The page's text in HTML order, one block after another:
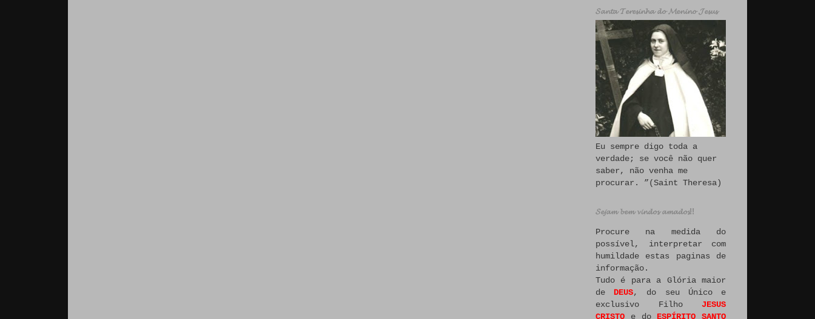
𝓢𝓪𝓷𝓽𝓪 𝓣𝓮𝓻𝓮𝓼𝓲𝓷𝓱𝓪 𝓭𝓸 𝓜𝓮𝓷𝓲𝓷𝓸 𝓙𝓮𝓼𝓾𝓼
Eu sempre digo toda a
verdade; se você não quer
saber, não venha me
procurar. ”(Saint Theresa)
𝓢𝓮𝓳𝓪𝓶 𝓫𝓮𝓶 𝓿𝓲𝓷𝓭𝓸𝓼 𝓪𝓶𝓪𝓭𝓸𝓼!!
Procure na medida do
possível, interpretar com
humildade estas paginas de
informação.
Tudo é para a Glória maior
de DEUS, do seu Único e
exclusivo Filho JESUS
CRISTO e do ESPÍRITO SANTO